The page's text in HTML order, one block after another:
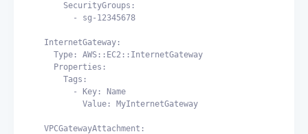
      SecurityGroups:
        - sg-12345678
  InternetGateway:
    Type: AWS::EC2::InternetGateway
    Properties:
      Tags:
        - Key: Name
          Value: MyInternetGateway
  VPCGatewayAttachment: